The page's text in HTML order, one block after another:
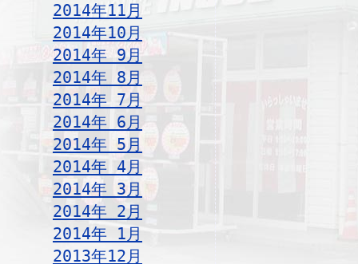
2014年11月
2014年10月
2014年 9月
2014年 8月
2014年 7月
2014年 6月
2014年 5月
2014年 4月
2014年 3月
2014年 2月
2014年 1月
2013年12月